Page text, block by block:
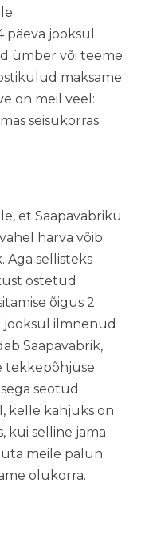
päeva jooksul
ümber või teeme
maksame
on meil veel:
seisukorras
et Saapavabriku
harva võib
Aga sellisteks
ostetud
õigus 2
jooksul ilmnenud
Saapavabrik,
tekkepõhjuse
seotud
kelle kahjuks on
kui selline jama
meile palun
olukorra.